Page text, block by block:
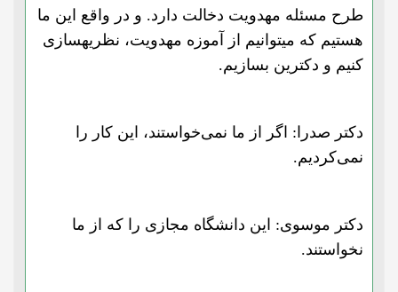
طرح مسئله مهدویت دخالت دارد. و در واقع این ما
هستیم که میتوانیم از آموزه مهدویت، نظریهسازی
کنیم و دکترین بسازیم.
دکتر صدرا: اگر از ما نمی‌خواستند، این کار را
نمی‌کردیم.
دکتر موسوی: این دانشگاه مجازی را که از ما
نخواستند.